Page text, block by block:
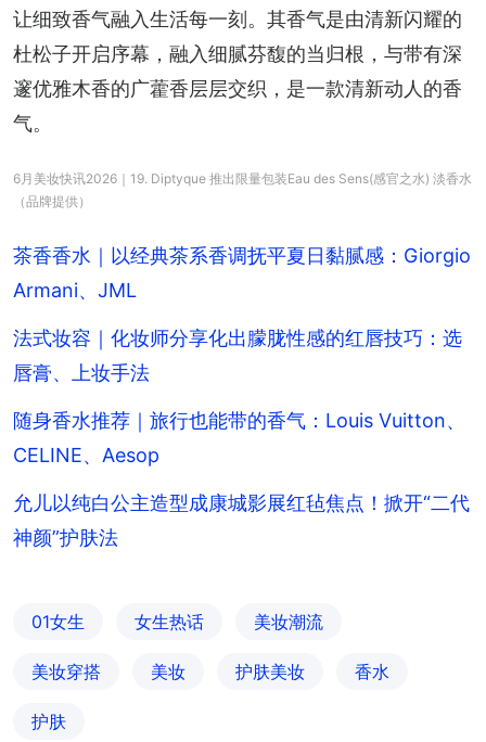
让细致香气融入生活每一刻。其香气是由清新闪耀的
杜松子开启序幕，融入细腻芬馥的当归根，与带有深
邃优雅木香的广藿香层层交织，是一款清新动人的香
气。
6月美妆快讯2026｜19. Diptyque 推出限量包装Eau des Sens(感官之水) 淡香水
（品牌提供）
茶香香水｜以经典茶系香调抚平夏日黏腻感：Giorgio
Armani、JML
法式妆容｜化妆师分享化出朦胧性感的红唇技巧：选
唇膏、上妆手法
随身香水推荐｜旅行也能带的香气：Louis Vuitton、
CELINE、Aesop
允儿以纯白公主造型成康城影展红毡焦点！掀开“二代
神颜”护肤法
01女生 女生热话 美妆潮流
美妆穿搭 美妆 护肤美妆 香水
护肤